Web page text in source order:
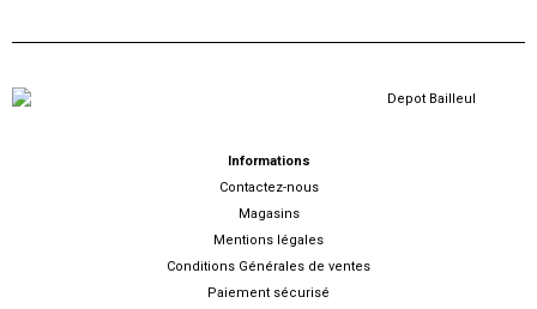
Informations
Contactez-nous
Magasins
Mentions légales
Conditions Générales de ventes
Paiement sécurisé